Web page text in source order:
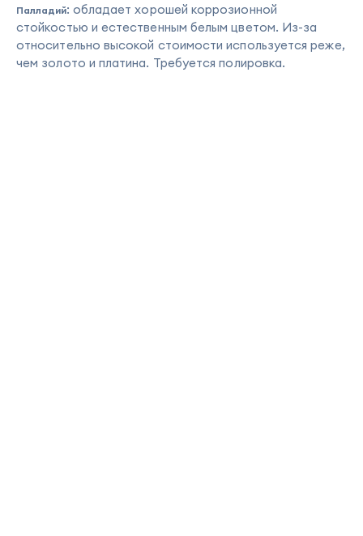
Палладий: обладает хорошей коррозионной
стойкостью и естественным белым цветом. Из-за
относительно высокой стоимости используется реже,
чем золото и платина. Требуется полировка.